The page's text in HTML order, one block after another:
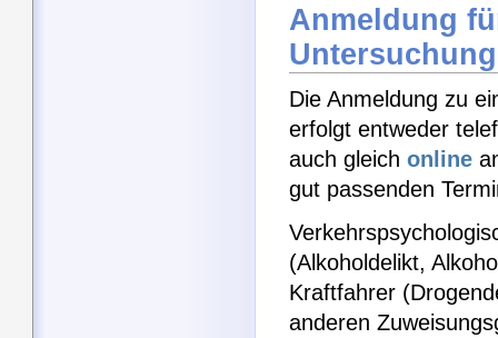
Anmeldung
Untersuchung
Die Anmeldung zu
erfolgt entweder
auch gleich online
gut passenden
(Alkoholdelikt,
Kraftfahrer
anderen